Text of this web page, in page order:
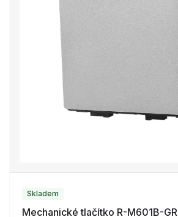
Skladem
Mechanické tlačítko R-M601B-GR